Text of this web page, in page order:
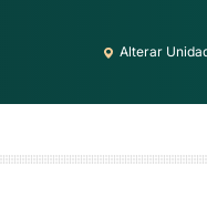
Alterar